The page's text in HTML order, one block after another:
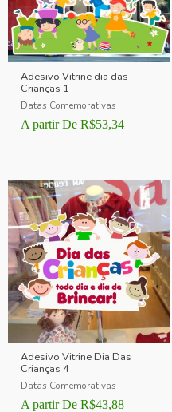
Adesivo Vitrine dia das
Crianças 1
Datas Comemorativas
A partir De R$53,34
Adesivo Vitrine Dia Das
Crianças 4
Datas Comemorativas
A partir De R$43,88